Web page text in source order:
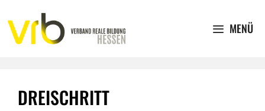
Inhalt
springen
MENÜ
DREISCHRITT